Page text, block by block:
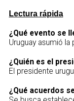
Lectura rápida
¿Qué evento se
Uruguay asumió
¿Quién es el
El presidente
¿Qué acuerdos